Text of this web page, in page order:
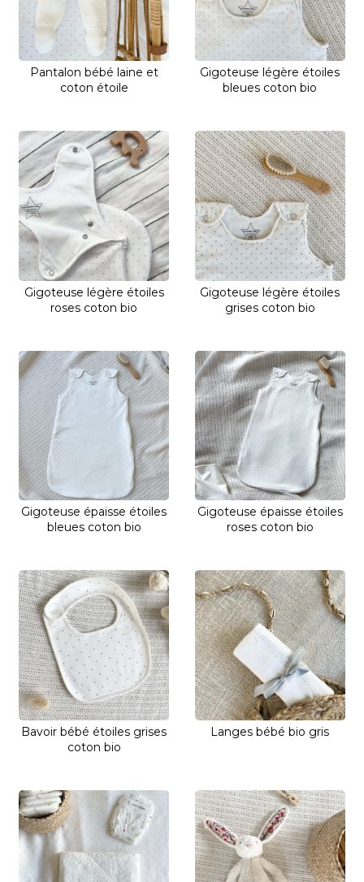
Pantalon bébé laine et
coton étoile
Gigoteuse légère étoiles
bleues coton bio
Gigoteuse légère étoiles
roses coton bio
Gigoteuse légère étoiles
grises coton bio
Gigoteuse épaisse étoiles
bleues coton bio
Gigoteuse épaisse étoiles
roses coton bio
Bavoir bébé étoiles grises
coton bio
Langes bébé bio gris